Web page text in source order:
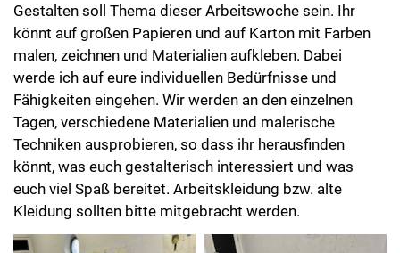
Gestalten soll Thema dieser Arbeitswoche sein. Ihr
könnt auf großen Papieren und auf Karton mit Farben
malen, zeichnen und Materialien aufkleben. Dabei
werde ich auf eure individuellen Bedürfnisse und
Fähigkeiten eingehen. Wir werden an den einzelnen
Tagen, verschiedene Materialien und malerische
Techniken ausprobieren, so dass ihr herausfinden
könnt, was euch gestalterisch interessiert und was
euch viel Spaß bereitet. Arbeitskleidung bzw. alte
Kleidung sollten bitte mitgebracht werden.